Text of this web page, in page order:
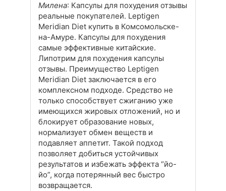
Милена: Капсулы для похудения отзывы
реальные покупателей. Leptigen
Meridian Diet купить в Комсомольске-
на-Амуре. Капсулы для похудения
самые эффективные китайские.
Липотрим для похудения капсулы
отзывы. Преимущество Leptigen
Meridian Diet заключается в его
комплексном подходе. Средство не
только способствует сжиганию уже
имеющихся жировых отложений, но и
блокирует образование новых,
нормализует обмен веществ и
подавляет аппетит. Такой подход
позволяет добиться устойчивых
результатов и избежать эффекта “йо-
йо”, когда потерянный вес быстро
возвращается.